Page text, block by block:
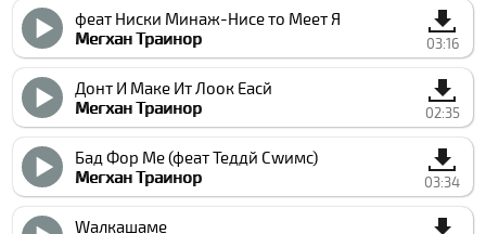
феат Ниcки Минаж-Ниcе то Меет Я
Мегхан Траинор
03:16
Донт И Маке Ит Лоок Еасй
Мегхан Траинор
02:35
Бад Фор Ме (феат Теддй Сwимс)
Мегхан Траинор
03:34
Wалкашаме